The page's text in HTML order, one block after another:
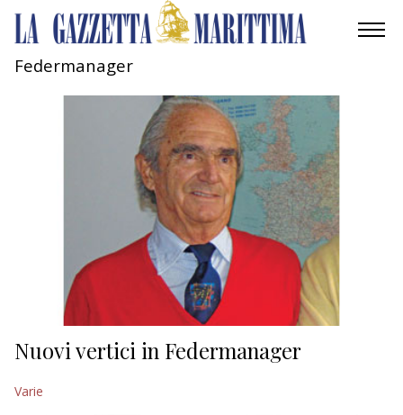
ECONOMIA
TURISMO
CULTURA
NAUTICA
Federmanager
Nuovi vertici in Federmanager
Varie